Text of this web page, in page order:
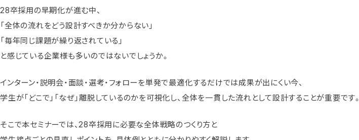
28卒採用の早期化が進む中、
「全体の流れをどう設計すべきか分からない」
「毎年同じ課題が繰り返されている」
と感じている企業様も多いのではないでしょうか。
インターン・説明会・面談・選考・フォローを単発で最適化するだけでは成果が出にくい今、
学生が「どこで」「なぜ」離脱しているのかを可視化し、全体を一貫した流れとして設計することが重要です。
そこで本セミナーでは、28卒採用に必要な全体戦略のつくり方と